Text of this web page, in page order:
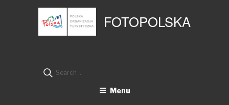
FOTOPOLSKA
Search
Menu
Panel zarządzania plikami cookies